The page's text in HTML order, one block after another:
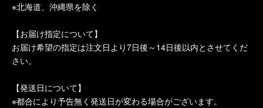
※北海道、沖縄県を除く
【お届け指定について】
お届け希望の指定は注文日より7日後～14日後以内とさせてくだ
さい。
【発送日について】
※都合により予告無く発送日が変わる場合がございます。